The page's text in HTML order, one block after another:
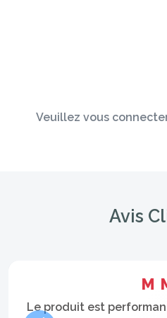
Veuillez vous
Avis
M
Le produit est